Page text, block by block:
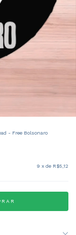
- Free Bolsonaro
9 x de R$5,12